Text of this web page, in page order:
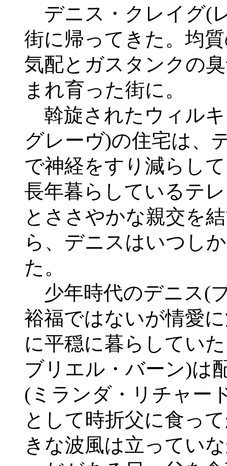
デニス・クレイグ(
街に帰ってきた。均
気配とガスタンクの
まれ育った街に。
斡旋されたウィル
グレーヴ)の住宅は、
で神経をすり減らし
長年暮らしているテ
とささやかな親交を
ら、デニスはいつし
た。
少年時代のデニス(
裕福ではないが情愛
に平穏に暮らしてい
ブリエル・バーン)は
(ミランダ・リチャー
として時折父に食っ
きな波風は立ってい